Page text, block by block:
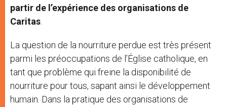
partir de l’expérience des organisations de
Caritas
La question de la nourriture perdue est très présent
parmi les préoccupations de l’Église catholique, en
tant que problème qui freine la disponibilité de
nourriture pour tous, sapant ainsi le développement
humain. Dans la pratique des organisations de